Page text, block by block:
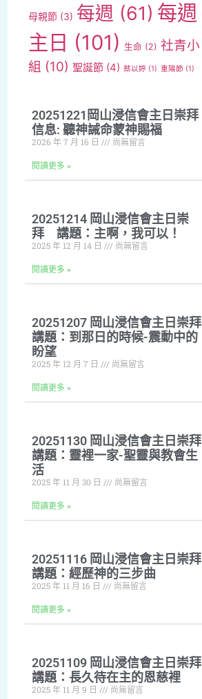
母親節(3) 每週 (61) 每週
主日 (101) 生命 (2) 社青小
組 (10) 聖誕節(4) 蔡以婷(1) 重陽節(1)
20251221岡山浸信會主日崇拜
信息: 聽神誡命蒙神賜福
2026 年 7 月 16 日 尚無留言
閱讀更多 »
20251214 岡山浸信會主日崇
拜 講題：主啊，我可以！
2025 年 12 月 14 日 尚無留言
閱讀更多 »
20251207 岡山浸信會主日崇拜
講題：到那日的時候-震動中的
盼望
2025 年 12 月 7 日 尚無留言
閱讀更多 »
20251130 岡山浸信會主日崇拜
講題：靈裡一家-聖靈與教會生
活
2025 年 11 月 30 日 尚無留言
閱讀更多 »
20251116 岡山浸信會主日崇拜
講題：經歷神的三步曲
2025 年 11 月 16 日 尚無留言
閱讀更多 »
20251109 岡山浸信會主日崇拜
講題：長久待在主的恩慈裡
2025 年 11 月 9 日 尚無留言